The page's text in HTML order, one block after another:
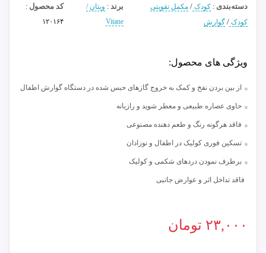
دسته‌بندی : کودک / مکمل تقویتی
کودک / گوارش
برند: ویتان /
Vitane
کد محصول :
۱۲۰۱۶۴
ویژگی های محصول:
از بین بردن نفخ و کمک به خروج گازهای حبس شده در دستگاه گوارش اطفال
حاوی عصاره طبیعی و معطر شوید و رازیانه
فاقد هرگونه رنگ و طعم دهنده مصنوعی
تسکین فوری کولیک در اطفال و نوزادان
برطرف نمودن دردهای شکمی و کولیک
فاقد تداخل اثر و عوارض جانبی
۲۳,۰۰۰ تومان